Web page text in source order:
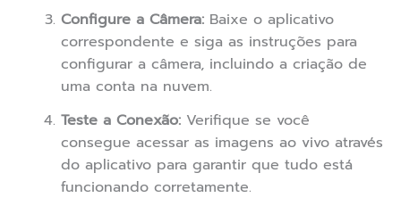
Configure a Câmera: Baixe o aplicativo
correspondente e siga as instruções para
configurar a câmera, incluindo a criação de
uma conta na nuvem.
Teste a Conexão: Verifique se você
consegue acessar as imagens ao vivo através
do aplicativo para garantir que tudo está
funcionando corretamente.